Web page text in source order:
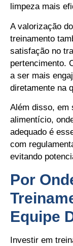
limpeza mais
A valorização
treinamento
satisfação no
pertencimento.
a ser mais
diretamente na
Além disso, em
alimentício,
adequado é
com
evitando
Por
Equipe
Investir em